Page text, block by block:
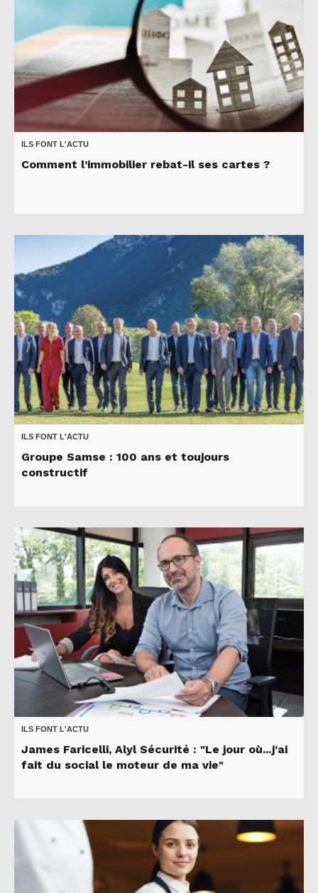
ILS FONT L'ACTU
Comment l’immobilier rebat-il ses cartes ?
ILS FONT L'ACTU
Groupe Samse : 100 ans et toujours
constructif
ILS FONT L'ACTU
James Faricelli, Alyl Sécurité : "Le jour où...j’ai
fait du social le moteur de ma vie"